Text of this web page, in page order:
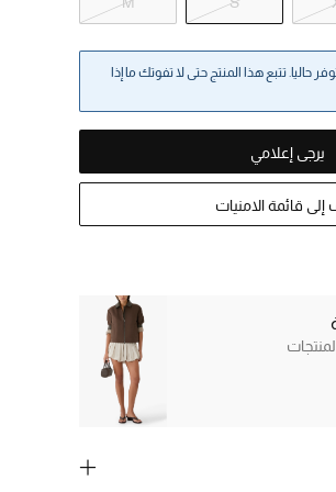
حاليا. تتبع هذا المنتج حتى لا تفوتك ما إذا
يرجى إعلامي
قائمة الامنيات